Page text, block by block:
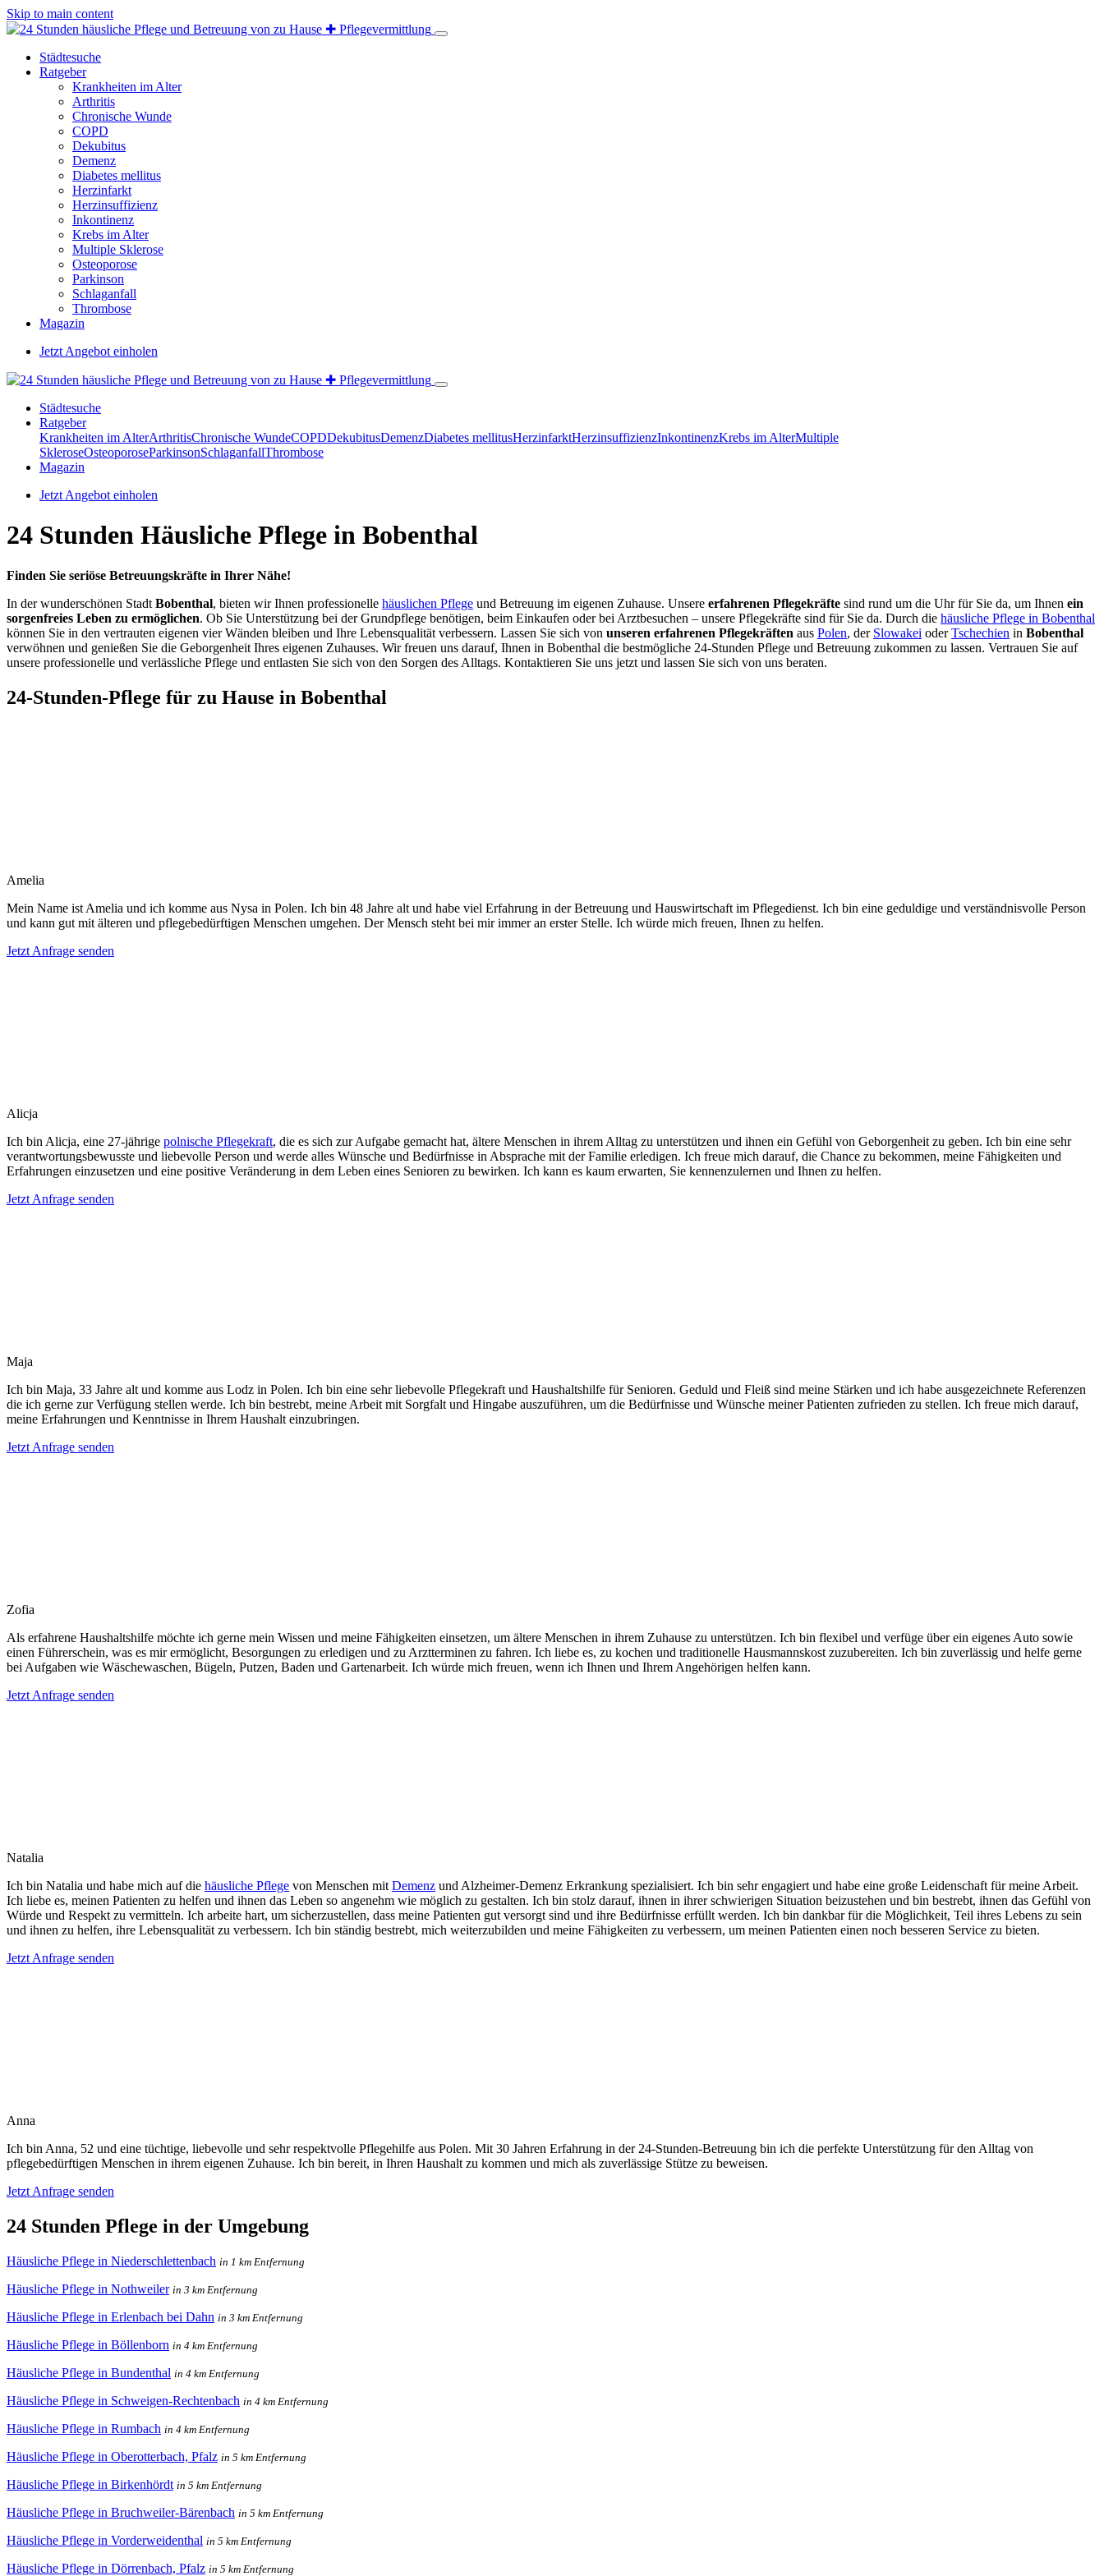
Skip to main content
Städtesuche
Ratgeber
Krankheiten im Alter
Arthritis
Chronische Wunde
COPD
Dekubitus
Demenz
Diabetes mellitus
Herzinfarkt
Herzinsuffizienz
Inkontinenz
Krebs im Alter
Multiple Sklerose
Osteoporose
Parkinson
Schlaganfall
Thrombose
Magazin
Jetzt Angebot einholen
Städtesuche
Ratgeber
Krankheiten im AlterArthritisChronische WundeCOPDDekubitusDemenzDiabetes mellitusHerzinfarktHerzinsuffizienzInkontinenzKrebs im AlterMultiple
SkleroseOsteoporoseParkinsonSchlaganfallThrombose
Magazin
Jetzt Angebot einholen
24 Stunden Häusliche Pflege in Bobenthal
Finden Sie seriöse Betreuungskräfte in Ihrer Nähe!
In der wunderschönen Stadt Bobenthal, bieten wir Ihnen professionelle häuslichen Pflege und Betreuung im eigenen Zuhause. Unsere erfahrenen Pflegekräfte sind rund um die Uhr für Sie da, um Ihnen ein
sorgenfreies Leben zu ermöglichen. Ob Sie Unterstützung bei der Grundpflege benötigen, beim Einkaufen oder bei Arztbesuchen – unsere Pflegekräfte sind für Sie da. Durch die häusliche Pflege in Bobenthal
können Sie in den vertrauten eigenen vier Wänden bleiben und Ihre Lebensqualität verbessern. Lassen Sie sich von unseren erfahrenen Pflegekräften aus Polen, der Slowakei oderTschechien in Bobenthal
verwöhnen und genießen Sie die Geborgenheit Ihres eigenen Zuhauses. Wir freuen uns darauf, Ihnen in Bobenthal die bestmögliche 24-Stunden Pflege und Betreuung zukommen zu lassen. Vertrauen Sie auf
unsere professionelle und verlässliche Pflege und entlasten Sie sich von den Sorgen des Alltags. Kontaktieren Sie uns jetzt und lassen Sie sich von uns beraten.
24-Stunden-Pflege für zu Hause in Bobenthal
Amelia
Mein Name ist Amelia und ich komme aus Nysa in Polen. Ich bin 48 Jahre alt und habe viel Erfahrung in der Betreuung und Hauswirtschaft im Pflegedienst. Ich bin eine geduldige und verständnisvolle Person
und kann gut mit älteren und pflegebedürftigen Menschen umgehen. Der Mensch steht bei mir immer an erster Stelle. Ich würde mich freuen, Ihnen zu helfen.
Jetzt Anfrage senden
Alicja
Ich bin Alicja, eine 27-jährige polnische Pflegekraft, die es sich zur Aufgabe gemacht hat, ältere Menschen in ihrem Alltag zu unterstützen und ihnen ein Gefühl von Geborgenheit zu geben. Ich bin eine sehr
verantwortungsbewusste und liebevolle Person und werde alles Wünsche und Bedürfnisse in Absprache mit der Familie erledigen. Ich freue mich darauf, die Chance zu bekommen, meine Fähigkeiten und
Erfahrungen einzusetzen und eine positive Veränderung in dem Leben eines Senioren zu bewirken. Ich kann es kaum erwarten, Sie kennenzulernen und Ihnen zu helfen.
Jetzt Anfrage senden
Maja
Ich bin Maja, 33 Jahre alt und komme aus Lodz in Polen. Ich bin eine sehr liebevolle Pflegekraft und Haushaltshilfe für Senioren. Geduld und Fleiß sind meine Stärken und ich habe ausgezeichnete Referenzen
die ich gerne zur Verfügung stellen werde. Ich bin bestrebt, meine Arbeit mit Sorgfalt und Hingabe auszuführen, um die Bedürfnisse und Wünsche meiner Patienten zufrieden zu stellen. Ich freue mich darauf,
meine Erfahrungen und Kenntnisse in Ihrem Haushalt einzubringen.
Jetzt Anfrage senden
Zofia
Als erfahrene Haushaltshilfe möchte ich gerne mein Wissen und meine Fähigkeiten einsetzen, um ältere Menschen in ihrem Zuhause zu unterstützen. Ich bin flexibel und verfüge über ein eigenes Auto sowie
einen Führerschein, was es mir ermöglicht, Besorgungen zu erledigen und zu Arztterminen zu fahren. Ich liebe es, zu kochen und traditionelle Hausmannskost zuzubereiten. Ich bin zuverlässig und helfe gerne
bei Aufgaben wie Wäschewaschen, Bügeln, Putzen, Baden und Gartenarbeit. Ich würde mich freuen, wenn ich Ihnen und Ihrem Angehörigen helfen kann.
Jetzt Anfrage senden
Natalia
Ich bin Natalia und habe mich auf die häusliche Pflege von Menschen mit Demenz und Alzheimer-Demenz Erkrankung spezialisiert. Ich bin sehr engagiert und habe eine große Leidenschaft für meine Arbeit.
Ich liebe es, meinen Patienten zu helfen und ihnen das Leben so angenehm wie möglich zu gestalten. Ich bin stolz darauf, ihnen in ihrer schwierigen Situation beizustehen und bin bestrebt, ihnen das Gefühl von
Würde und Respekt zu vermitteln. Ich arbeite hart, um sicherzustellen, dass meine Patienten gut versorgt sind und ihre Bedürfnisse erfüllt werden. Ich bin dankbar für die Möglichkeit, Teil ihres Lebens zu sein
und ihnen zu helfen, ihre Lebensqualität zu verbessern. Ich bin ständig bestrebt, mich weiterzubilden und meine Fähigkeiten zu verbessern, um meinen Patienten einen noch besseren Service zu bieten.
Jetzt Anfrage senden
Anna
Ich bin Anna, 52 und eine tüchtige, liebevolle und sehr respektvolle Pflegehilfe aus Polen. Mit 30 Jahren Erfahrung in der 24-Stunden-Betreuung bin ich die perfekte Unterstützung für den Alltag von
pflegebedürftigen Menschen in ihrem eigenen Zuhause. Ich bin bereit, in Ihren Haushalt zu kommen und mich als zuverlässige Stütze zu beweisen.
Jetzt Anfrage senden
24 Stunden Pflege in der Umgebung
Häusliche Pflege in Niederschlettenbach in 1 km Entfernung
Häusliche Pflege in Nothweiler in 3 km Entfernung
Häusliche Pflege in Erlenbach bei Dahn in 3 km Entfernung
Häusliche Pflege in Böllenborn in 4 km Entfernung
Häusliche Pflege in Bundenthal in 4 km Entfernung
Häusliche Pflege in Schweigen-Rechtenbach in 4 km Entfernung
Häusliche Pflege in Rumbach in 4 km Entfernung
Häusliche Pflege in Oberotterbach, Pfalz in 5 km Entfernung
Häusliche Pflege in Birkenhördt in 5 km Entfernung
Häusliche Pflege in Bruchweiler-Bärenbach in 5 km Entfernung
Häusliche Pflege in Vorderweidenthal in 5 km Entfernung
Häusliche Pflege in Dörrenbach, Pfalz in 5 km Entfernung